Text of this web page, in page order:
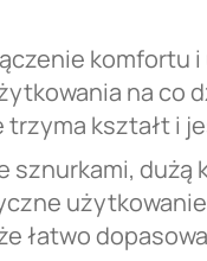
komfortu
na co
kształt i
sznurkami,
łatwo